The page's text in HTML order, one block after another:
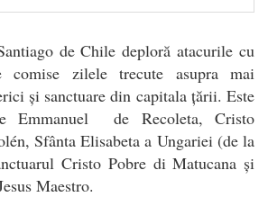
de Chile deploră atacurile cu
comise zilele trecute asupra mai
și sanctuare din capitala țării. Este
Emmanuel de Recoleta, Cristo
Sfânta Elisabeta a Ungariei (de la
Cristo Pobre di Matucana și
Maestro.